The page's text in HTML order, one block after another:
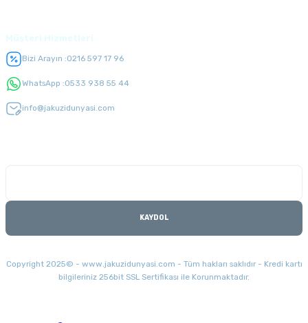
Bizi Arayın :0216 597 17 96
WhatsApp :0533 938 55 44
info@jakuzidunyasi.com
KAYDOL
Copyright 2025© - www.jakuzidunyasi.com - Tüm hakları saklıdır - Kredi kartı
bilgileriniz 256bit SSL Sertifikası ile Korunmaktadır.